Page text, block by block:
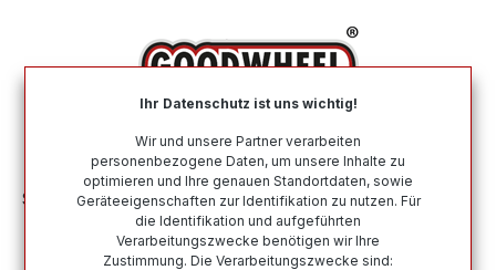
Sommerreifen Nach Automarke BMW MINI
Sommerreifen für die Automarke
Ihr Datenschutz ist uns wichtig!
Wir und unsere Partner verarbeiten
personenbezogene Daten, um unsere Inhalte zu
optimieren und Ihre genauen Standortdaten, sowie
Geräteeigenschaften zur Identifikation zu nutzen. Für
die Identifikation und aufgeführten
Verarbeitungszwecke benötigen wir Ihre
Zustimmung. Die Verarbeitungszwecke sind: